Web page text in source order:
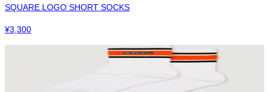
SQUARE LOGO SHORT SOCKS
¥3,300